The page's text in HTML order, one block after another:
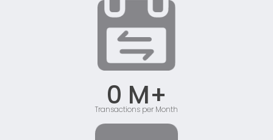
Transactions per Month
0 M+